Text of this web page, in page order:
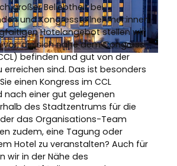
großer Beliebtheit bei
und Kongressteilnehmer:innen.
Hotelangebot stellen wir
vor, die sich nahe dem Congress
befinden und gut von der
erreichen sind. Das ist besonders
einen Kongress im CCL
nach einer gut gelegenen
des Stadtzentrums für die
das Organisations-Team
zudem, eine Tagung oder
Hotel zu veranstalten? Auch für
wir in der Nähe des